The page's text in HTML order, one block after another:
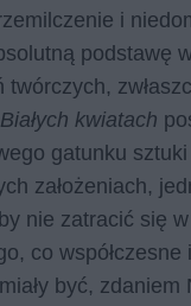
i
podstawę
twórczych,
Białych kwiatach
gatunku
założeniach,
nie zatracić się
co współczesne
być, zdaniem